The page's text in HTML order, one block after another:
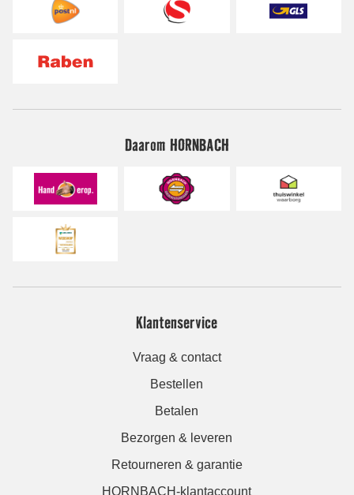
Daarom HORNBACH
Klantenservice
Vraag & contact
Bestellen
Betalen
Bezorgen & leveren
Retourneren & garantie
HORNBACH-klantaccount